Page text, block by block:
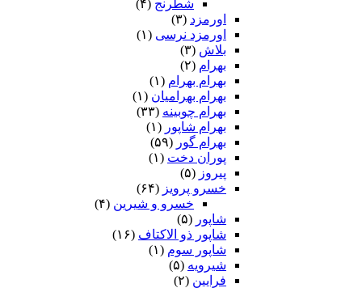
شطرنج (۴)
اورمزد (۳)
اورمزد نرسى‏ (۱)
بلاش (۳)
بهرام (۲)
بهرام بهرام (۱)
بهرام بهرامیان‏ (۱)
بهرام چوبینه (۳۳)
بهرام شاپور (۱)
بهرام گور (۵۹)
پوران دخت (۱)
پیروز (۵)
خسرو پرویز (۶۴)
خسرو و شیرین (۴)
شاپور (۵)
شاپور ذو الاکتاف (۱۶)
شاپور سوم‏ (۱)
شیرویه (۵)
فرایین (۲)